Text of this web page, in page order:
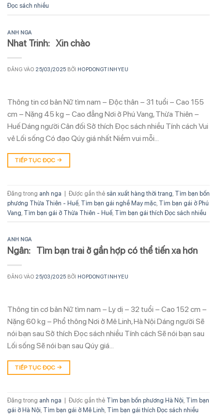
Đọc sách nhiều
ANH NGA
Nhat Trinh: Xin chào
ĐĂNG VÀO 25/03/2025 BỞI HOPDONGTINHYEU
Thông tin cơ bản Nữ tìm nam – Độc thân – 31 tuổi – Cao 155
cm – Nặng 45 kg – Cao đẳng Nơi ở Phú Vang, Thừa Thiên –
Huế Dáng người Cân đối Sở thích Đọc sách nhiều Tính cách Vui
vẻ Lối sống Có đạo Qúy giá nhất Niềm vui mỗi…
TIẾP TỤC ĐỌC →
Đăng trong anh nga | Được gắn thẻ sản xuất hàng thời trang Tìm bạn bốn
phương Thừa Thiên - Huế Tìm bạn gái nghề May mặc Tìm bạn gái ở Phú
Vang Tìm bạn gái ở Thừa Thiên - Huế Tìm bạn gái thích Đọc sách nhiều
ANH NGA
Ngân: Tìm bạn trai ở gần hợp có thể tiến xa hơn
ĐĂNG VÀO 25/03/2025 BỞI HOPDONGTINHYEU
Thông tin cơ bản Nữ tìm nam – Ly dị – 32 tuổi – Cao 152 cm –
Nặng 60 kg – Phổ thông Nơi ở Mê Linh, Hà Nội Dáng người Sẽ
nói bạn sau Sở thích Đọc sách nhiều Tính cách Sẽ nói bạn sau
Lối sống Sẽ nói bạn sau Qúy giá…
TIẾP TỤC ĐỌC →
Đăng trong anh nga Được gắn thẻ Tìm bạn bốn phương Hà Nội, Tìm bạn
gái ở Hà Nội, Tìm bạn gái ở Mê Linh, Tìm bạn gái thích Đọc sách nhiều